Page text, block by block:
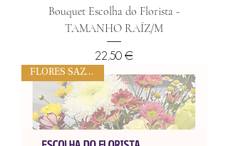
Bouquet Escolha do Florista -
TAMANHO RAÍZ/M
Preço
22,50 €
FLORES SAZONAIS